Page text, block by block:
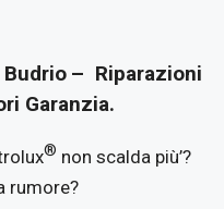
– Riparazioni
Garanzia.
® non scalda più’?
rumore?